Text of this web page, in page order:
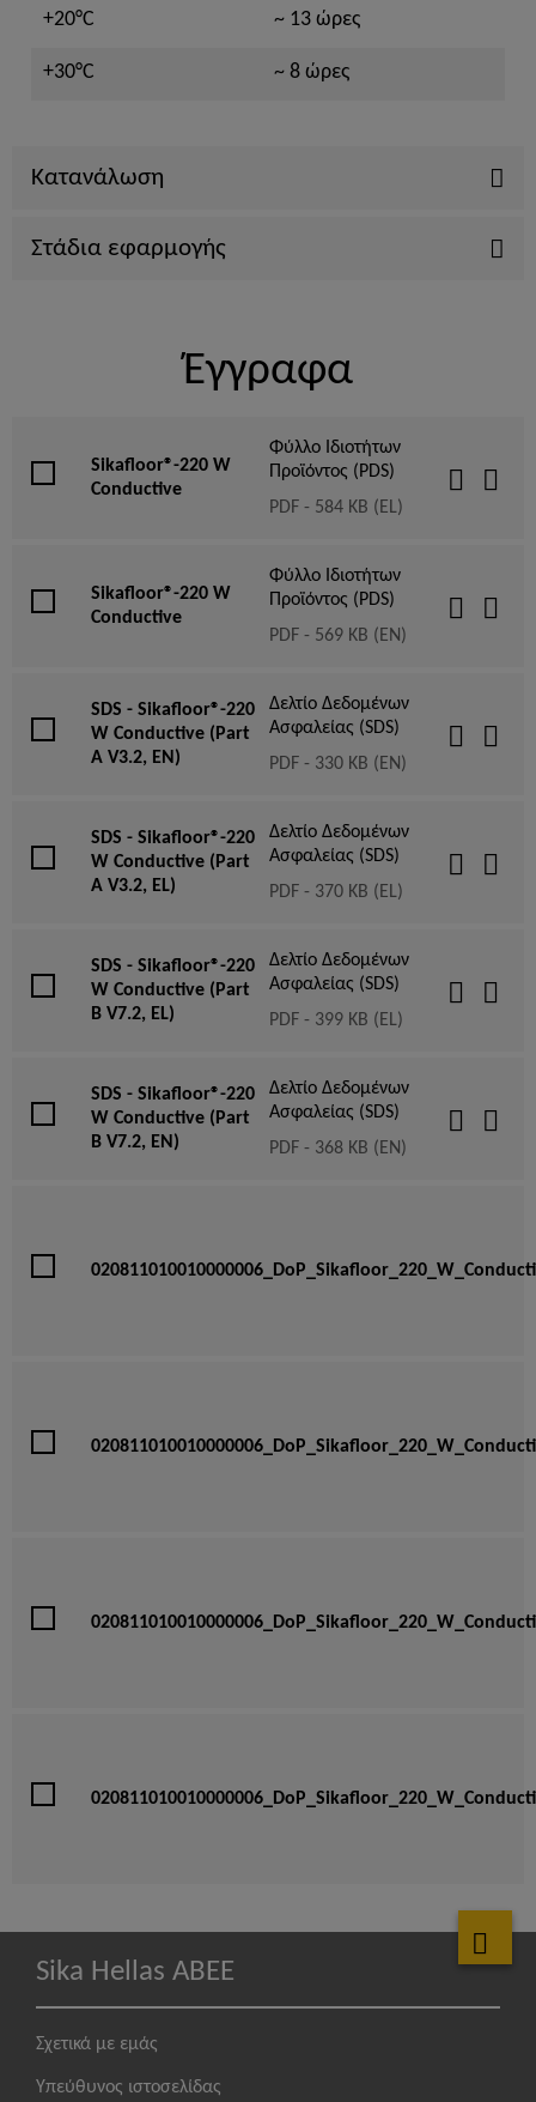
+20°C ~ 13 ώρες
+30°C ~ 8 ώρες
Κατανάλωση
Στάδια εφαρμογής
Έγγραφα
Sikafloor®-220 W
Conductive
Φύλλο Ιδιοτήτων
Προϊόντος (PDS)
PDF - 584 KB (EL)
Sikafloor®-220 W
Conductive
Φύλλο Ιδιοτήτων
Προϊόντος (PDS)
PDF - 569 KB (EN)
SDS - Sikafloor®-220
W Conductive (Part
A V3.2, EN)
Δελτίο Δεδομένων
Ασφαλείας (SDS)
PDF - 330 KB (EN)
SDS - Sikafloor®-220
W Conductive (Part
A V3.2, EL)
Δελτίο Δεδομένων
Ασφαλείας (SDS)
PDF - 370 KB (EL)
SDS - Sikafloor®-220
W Conductive (Part
B V7.2, EL)
Δελτίο Δεδομένων
Ασφαλείας (SDS)
PDF - 399 KB (EL)
SDS - Sikafloor®-220
W Conductive (Part
B V7.2, EN)
Δελτίο Δεδομένων
Ασφαλείας (SDS)
PDF - 368 KB (EN)
Sika Hellas ABEE
Σχετικά με εμάς
Υπεύθυνος ιστοσελίδας